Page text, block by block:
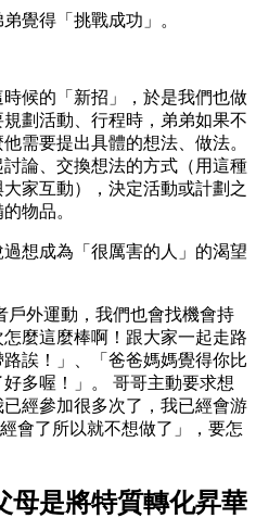
覺得「挑戰成功」。
候的「新招」，於是我們也做
劃活動、行程時，弟弟如果不
需要提出具體的想法、做法。
論、交換想法的方式（用這種
家互動），決定活動或計劃之
物品。
想成為「很厲害的人」的渴望
戶外運動，我們也會找機會持
麼這麼棒啊！跟大家一起走路
誒！」、「爸爸媽媽覺得你比
多喔！」。 哥哥主動要求想
經參加很多次了，我已經會游
會了所以就不想做了」，要怎
母是將特質轉化昇華